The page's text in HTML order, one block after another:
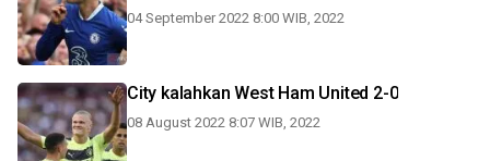
04 September 2022 8:00 WIB, 2022
City kalahkan West Ham United 2-0
08 August 2022 8:07 WIB, 2022